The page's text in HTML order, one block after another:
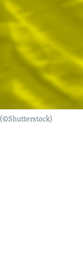
(©Shutterstock)